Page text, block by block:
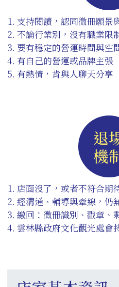
支持閱讀，認同微冊願景
不論行業別，沒有職業限
要有穩定的營運時間與空
有自己的營運或品牌主張
有熱情，肯與人聊天分享
退
機
店面沒了，或者不符合期
經溝通、輔導與牽線，仍
繳回：微冊識別、戳章、
雲林縣政府文化觀光處會